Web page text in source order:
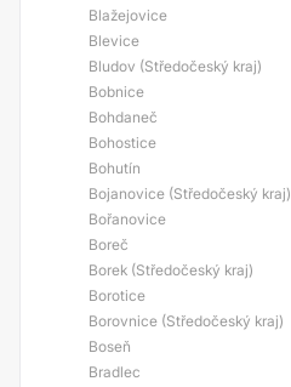
Blažejovice
Blevice
Bludov (Středočeský kraj)
Bobnice
Bohdaneč
Bohostice
Bohutín
Bojanovice (Středočeský kraj)
Bořanovice
Boreč
Borek (Středočeský kraj)
Borotice
Borovnice (Středočeský kraj)
Boseň
Bradlec